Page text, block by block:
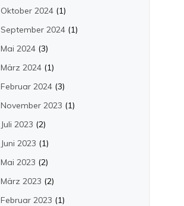
Oktober 2024(1)
September 2024(1)
Mai 2024(3)
März 2024(1)
Februar 2024(3)
November 2023 (1)
Juli 2023 (2)
Juni 2023 (1)
Mai 2023 (2)
März 2023 (2)
Februar 2023 (1)